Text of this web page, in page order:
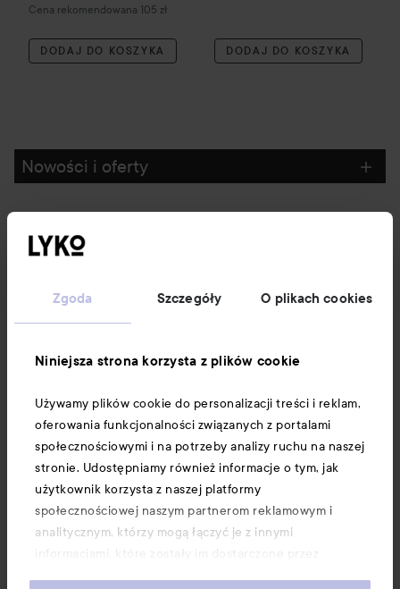
Zgoda Szczegóły O plikach cookies
Niniejsza strona korzysta z plików cookie
Używamy plików cookie do personalizacji treści i reklam,
oferowania funkcjonalności związanych z portalami
społecznościowymi i na potrzeby analizy ruchu na naszej
stronie. Udostępniamy również informacje o tym, jak
użytkownik korzysta z naszej platformy
społecznościowej naszym partnerom reklamowym i
analitycznym, którzy mogą łączyć je z innymi
informacjami, które zostały im dostarczone przez
Cena rekomendowana 105 zł
Zalecana cena 105 zł
DODAJ DO KOSZYKA DODAJ DO KOSZYKA
Nowości i oferty
Obsługa klienta
Informacje
Download our app here